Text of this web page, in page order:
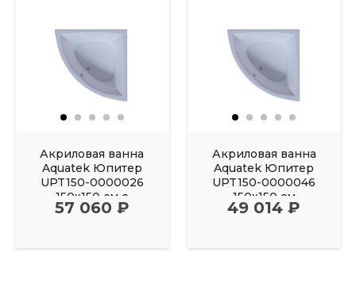
Акриловая ванна
Aquatek Юпитер
UPT150-0000026
150х150 см с
фронтальным
57 060 ₽
Акриловая ванна
Aquatek Юпитер
UPT150-0000046
150х150 см
49 014 ₽